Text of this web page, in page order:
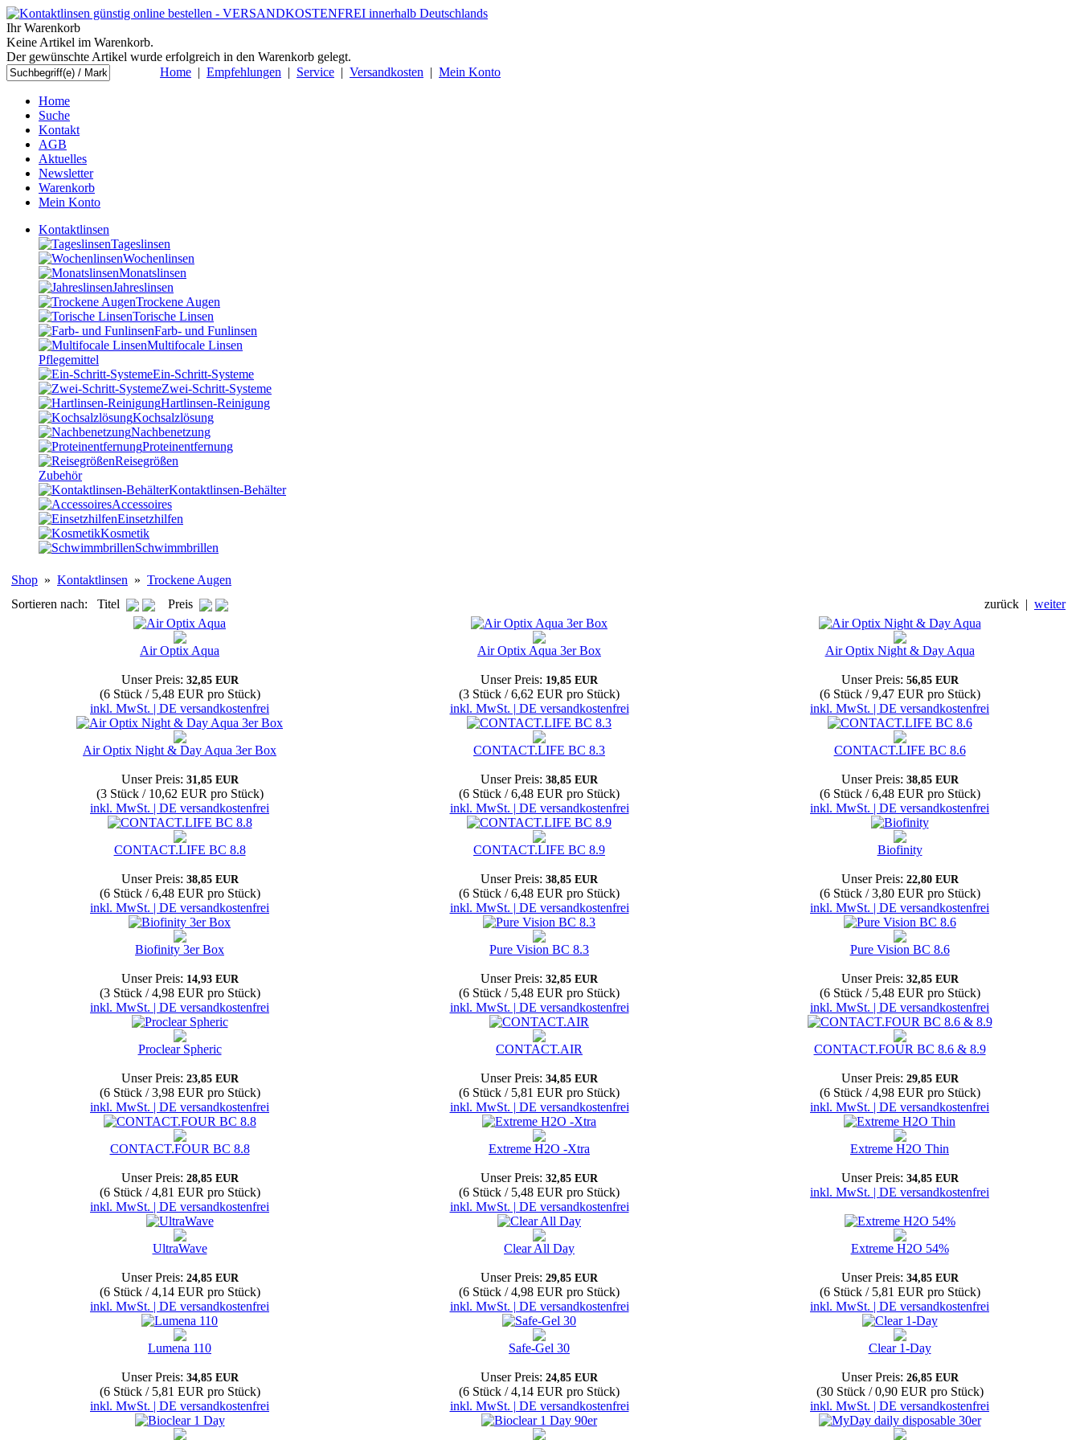
Ihr Warenkorb
Keine Artikel im Warenkorb.
Der gewünschte Artikel wurde erfolgreich in den Warenkorb gelegt.
Home | Empfehlungen | Service | Versandkosten | Mein Konto
Home
Suche
Kontakt
AGB
Aktuelles
Newsletter
Warenkorb
Mein Konto
Kontaktlinsen
Tageslinsen
Wochenlinsen
Monatslinsen
Jahreslinsen
Trockene Augen
Torische Linsen
Farb- und Funlinsen
Multifocale Linsen
Pflegemittel
Ein-Schritt-Systeme
Zwei-Schritt-Systeme
Hartlinsen-Reinigung
Kochsalzlösung
Nachbenetzung
Proteinentfernung
Reisegrößen
Zubehör
Kontaktlinsen-Behälter
Accessoires
Einsetzhilfen
Kosmetik
Schwimmbrillen
Shop » Kontaktlinsen » Trockene Augen
Sortieren nach: Titel
Preis zurück | weiter
Air Optix Aqua
Unser Preis: 32,85 EUR
(6 Stück / 5,48 EUR pro Stück)
inkl. MwSt. | DE versandkostenfrei
Air Optix Aqua 3er Box
Unser Preis: 19,85 EUR
(3 Stück / 6,62 EUR pro Stück)
inkl. MwSt. | DE versandkostenfrei
Air Optix Night & Day Aqua
Unser Preis: 56,85 EUR
(6 Stück / 9,47 EUR pro Stück)
inkl. MwSt. | DE versandkostenfrei
Air Optix Night & Day Aqua 3er Box
Unser Preis: 31,85 EUR
(3 Stück / 10,62 EUR pro Stück)
inkl. MwSt. | DE versandkostenfrei
CONTACT.LIFE BC 8.3
Unser Preis: 38,85 EUR
(6 Stück / 6,48 EUR pro Stück)
inkl. MwSt. | DE versandkostenfrei
CONTACT.LIFE BC 8.6
Unser Preis: 38,85 EUR
(6 Stück / 6,48 EUR pro Stück)
inkl. MwSt. | DE versandkostenfrei
CONTACT.LIFE BC 8.8
Unser Preis: 38,85 EUR
(6 Stück / 6,48 EUR pro Stück)
inkl. MwSt. | DE versandkostenfrei
CONTACT.LIFE BC 8.9
Unser Preis: 38,85 EUR
(6 Stück / 6,48 EUR pro Stück)
inkl. MwSt. | DE versandkostenfrei
Biofinity
Unser Preis: 22,80 EUR
(6 Stück / 3,80 EUR pro Stück)
inkl. MwSt. | DE versandkostenfrei
Biofinity 3er Box
Unser Preis: 14,93 EUR
(3 Stück / 4,98 EUR pro Stück)
inkl. MwSt. | DE versandkostenfrei
Pure Vision BC 8.3
Unser Preis: 32,85 EUR
(6 Stück / 5,48 EUR pro Stück)
inkl. MwSt. | DE versandkostenfrei
Pure Vision BC 8.6
Unser Preis: 32,85 EUR
(6 Stück / 5,48 EUR pro Stück)
inkl. MwSt. | DE versandkostenfrei
Proclear Spheric
Unser Preis: 23,85 EUR
(6 Stück / 3,98 EUR pro Stück)
inkl. MwSt. | DE versandkostenfrei
CONTACT.AIR
Unser Preis: 34,85 EUR
(6 Stück / 5,81 EUR pro Stück)
inkl. MwSt. | DE versandkostenfrei
CONTACT.FOUR BC 8.6 & 8.9
Unser Preis: 29,85 EUR
(6 Stück / 4,98 EUR pro Stück)
inkl. MwSt. | DE versandkostenfrei
CONTACT.FOUR BC 8.8
Unser Preis: 28,85 EUR
(6 Stück / 4,81 EUR pro Stück)
inkl. MwSt. | DE versandkostenfrei
Extreme H2O -Xtra
Unser Preis: 32,85 EUR
(6 Stück / 5,48 EUR pro Stück)
inkl. MwSt. | DE versandkostenfrei
Extreme H2O Thin
Unser Preis: 34,85 EUR
inkl. MwSt. | DE versandkostenfrei
UltraWave
Unser Preis: 24,85 EUR
(6 Stück / 4,14 EUR pro Stück)
inkl. MwSt. | DE versandkostenfrei
Clear All Day
Unser Preis: 29,85 EUR
(6 Stück / 4,98 EUR pro Stück)
inkl. MwSt. | DE versandkostenfrei
Extreme H2O 54%
Unser Preis: 34,85 EUR
(6 Stück / 5,81 EUR pro Stück)
inkl. MwSt. | DE versandkostenfrei
Lumena 110
Unser Preis: 34,85 EUR
(6 Stück / 5,81 EUR pro Stück)
inkl. MwSt. | DE versandkostenfrei
Safe-Gel 30
Unser Preis: 24,85 EUR
(6 Stück / 4,14 EUR pro Stück)
inkl. MwSt. | DE versandkostenfrei
Clear 1-Day
Unser Preis: 26,85 EUR
(30 Stück / 0,90 EUR pro Stück)
inkl. MwSt. | DE versandkostenfrei